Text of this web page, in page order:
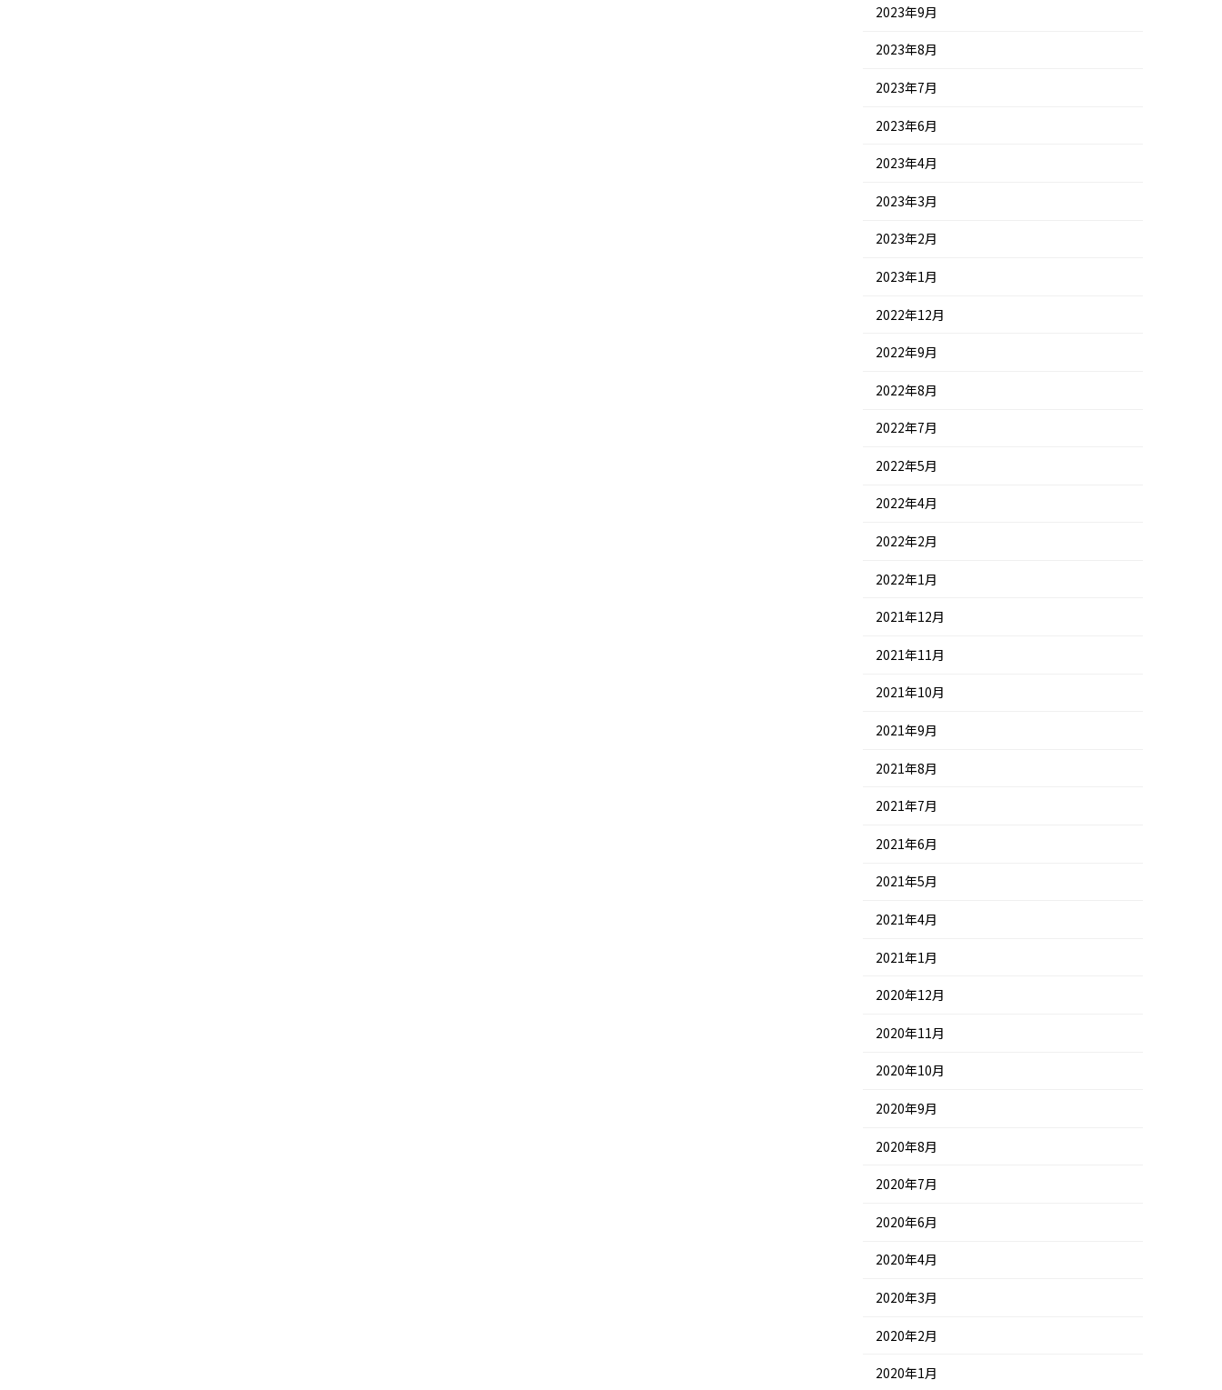
2023年9月
2023年8月
2023年7月
2023年6月
2023年4月
2023年3月
2023年2月
2023年1月
2022年12月
2022年9月
2022年8月
2022年7月
2022年5月
2022年4月
2022年2月
2022年1月
2021年12月
2021年11月
2021年10月
2021年9月
2021年8月
2021年7月
2021年6月
2021年5月
2021年4月
2021年1月
2020年12月
2020年11月
2020年10月
2020年9月
2020年8月
2020年7月
2020年6月
2020年4月
2020年3月
2020年2月
2020年1月